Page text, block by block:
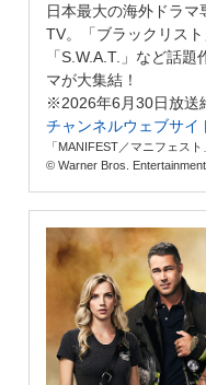
日本最大の海外ドラ
TV。「ブラックリス
「S.W.A.T.」など話
マが大集結！
※2026年6月30日放送
チャンネルウェブサイ
「MANIFEST／マニフェスト
© Warner Bros. Entertainment